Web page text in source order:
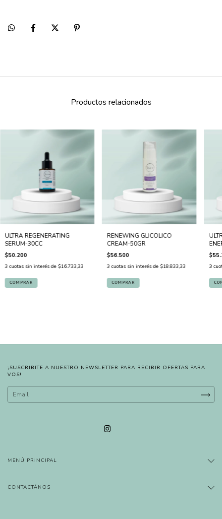
Productos relacionados
ULTRA REGENERATING
SERUM-30CC
$50.200
3 cuotas sin interés de $16.733,33
RENEWING GLICOLICO
CREAM-50GR
$56.500
3 cuotas sin interés de $18.833,33 3
¡SUSCRIBITE A NUESTRO NEWSLETTER PARA RECIBIR OFERTAS PARA
VOS!
MENÚ PRINCIPAL
CONTACTÁNOS